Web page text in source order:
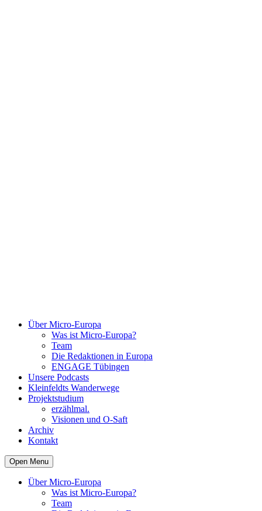
Über Micro-Europa
Was ist Micro-Europa?
Team
Die Redaktionen in Europa
ENGAGE Tübingen
Unsere Podcasts
Kleinfeldts Wanderwege
Projektstudium
erzählmal.
Visionen und O-Saft
Archiv
Kontakt
Open Menu
Über Micro-Europa
Was ist Micro-Europa?
Team